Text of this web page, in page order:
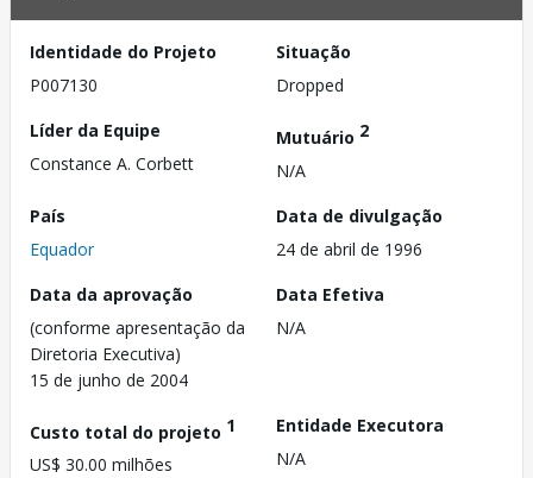
Identidade do Projeto
P007130
Situação
Dropped
Líder da Equipe
Constance A. Corbett
Mutuário 2
N/A
País
Equador
Data de divulgação
24 de abril de 1996
Data da aprovação
(conforme apresentação da
Diretoria Executiva)
15 de junho de 2004
Data Efetiva
N/A
Custo total do projeto 1
US$ 30.00 milhões
Entidade Executora
N/A